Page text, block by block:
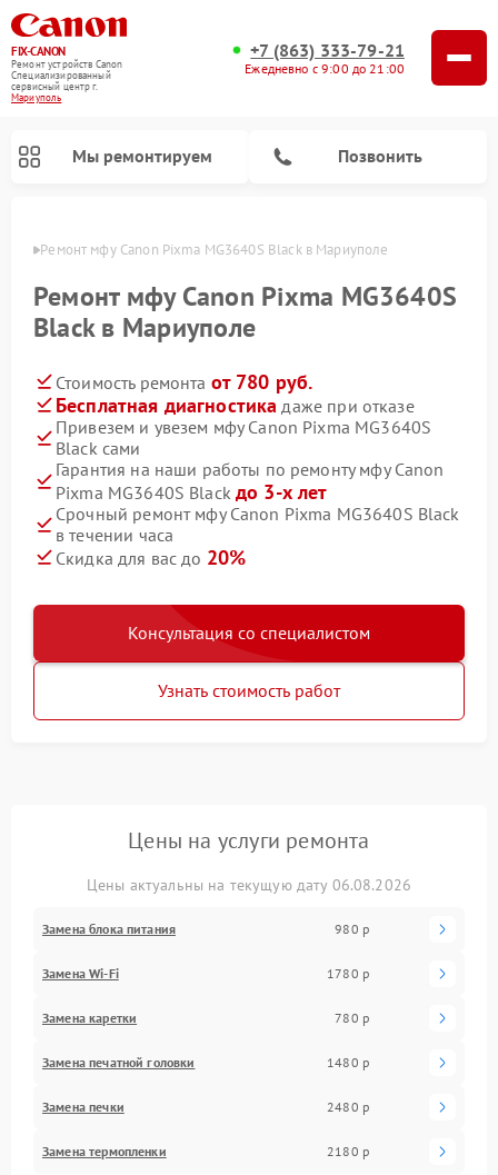
FIX-CANON
Ремонт устройств Canon
Специализированный
cервисный центр г.
Мариуполь
+7 (863) 333-79-21
Ежедневно с 9:00 до 21:00
Мы ремонтируем Позвонить
Ремонт мфу Canon Pixma MG3640S Black в Мариуполе
Ремонт мфу Canon Pixma MG3640S
Black в Мариуполе
Стоимость ремонта от 780 руб.
Бесплатная диагностика даже при отказе
Привезем и увезем мфу Canon Pixma MG3640S
Black сами
Гарантия на наши работы по ремонту мфу Canon
Pixma MG3640S Black до 3-х лет
Срочный ремонт мфу Canon Pixma MG3640S Black
в течении часа
Скидка для вас до 20%
Консультация со специалистом
Узнать стоимость работ
Цены на услуги ремонта
Цены актуальны на текущую дату 06.08.2026
Замена блока питания 980 р
Замена Wi-Fi 1780 р
Замена каретки 780 р
Замена печатной головки 1480 р
Замена печки 2480 р
Замена термопленки 2180 р